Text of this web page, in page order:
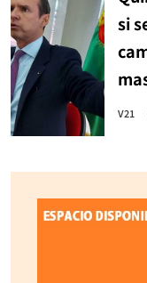
si
V21